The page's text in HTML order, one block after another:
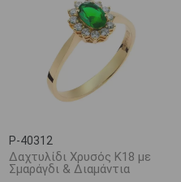
P-40312
Δαχτυλίδι Χρυσός Κ18 με
Σμαράγδι & Διαμάντια